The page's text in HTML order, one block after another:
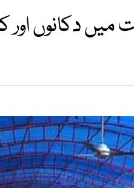
میں دکانوں اور